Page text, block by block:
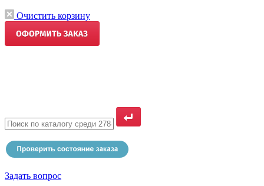
Очистить корзину
Задать вопрос